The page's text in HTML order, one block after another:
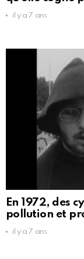
il y a 7 ans
En 1972, des
pollution et
il y a 7 ans